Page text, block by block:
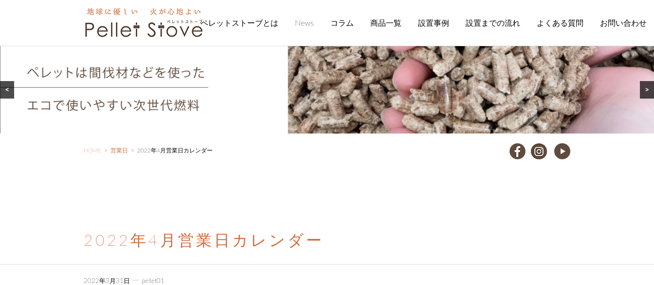
< >
ペレットストーブとは News コラム 商品一覧 設置事例 設置までの流れ よくある質問 お問い合わせ
HOME > 営業日 > 2022年4月営業日カレンダー
2022年4月営業日カレンダー
2022年3月31日 ー pellet01